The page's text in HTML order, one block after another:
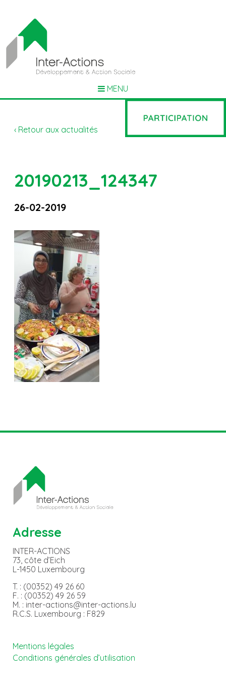
MENU
‹ Retour aux actualités
20190213_124347
26-02-2019
Adresse
INTER-ACTIONS
73, côte d’Eich
L-1450 Luxembourg
T. : (00352) 49 26 60
F. : (00352) 49 26 59
M. : inter-actions@inter-actions.lu
R.C.S. Luxembourg : F829
Mentions légales
Conditions générales d’utilisation